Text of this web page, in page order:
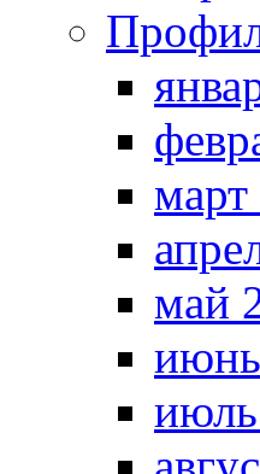
май